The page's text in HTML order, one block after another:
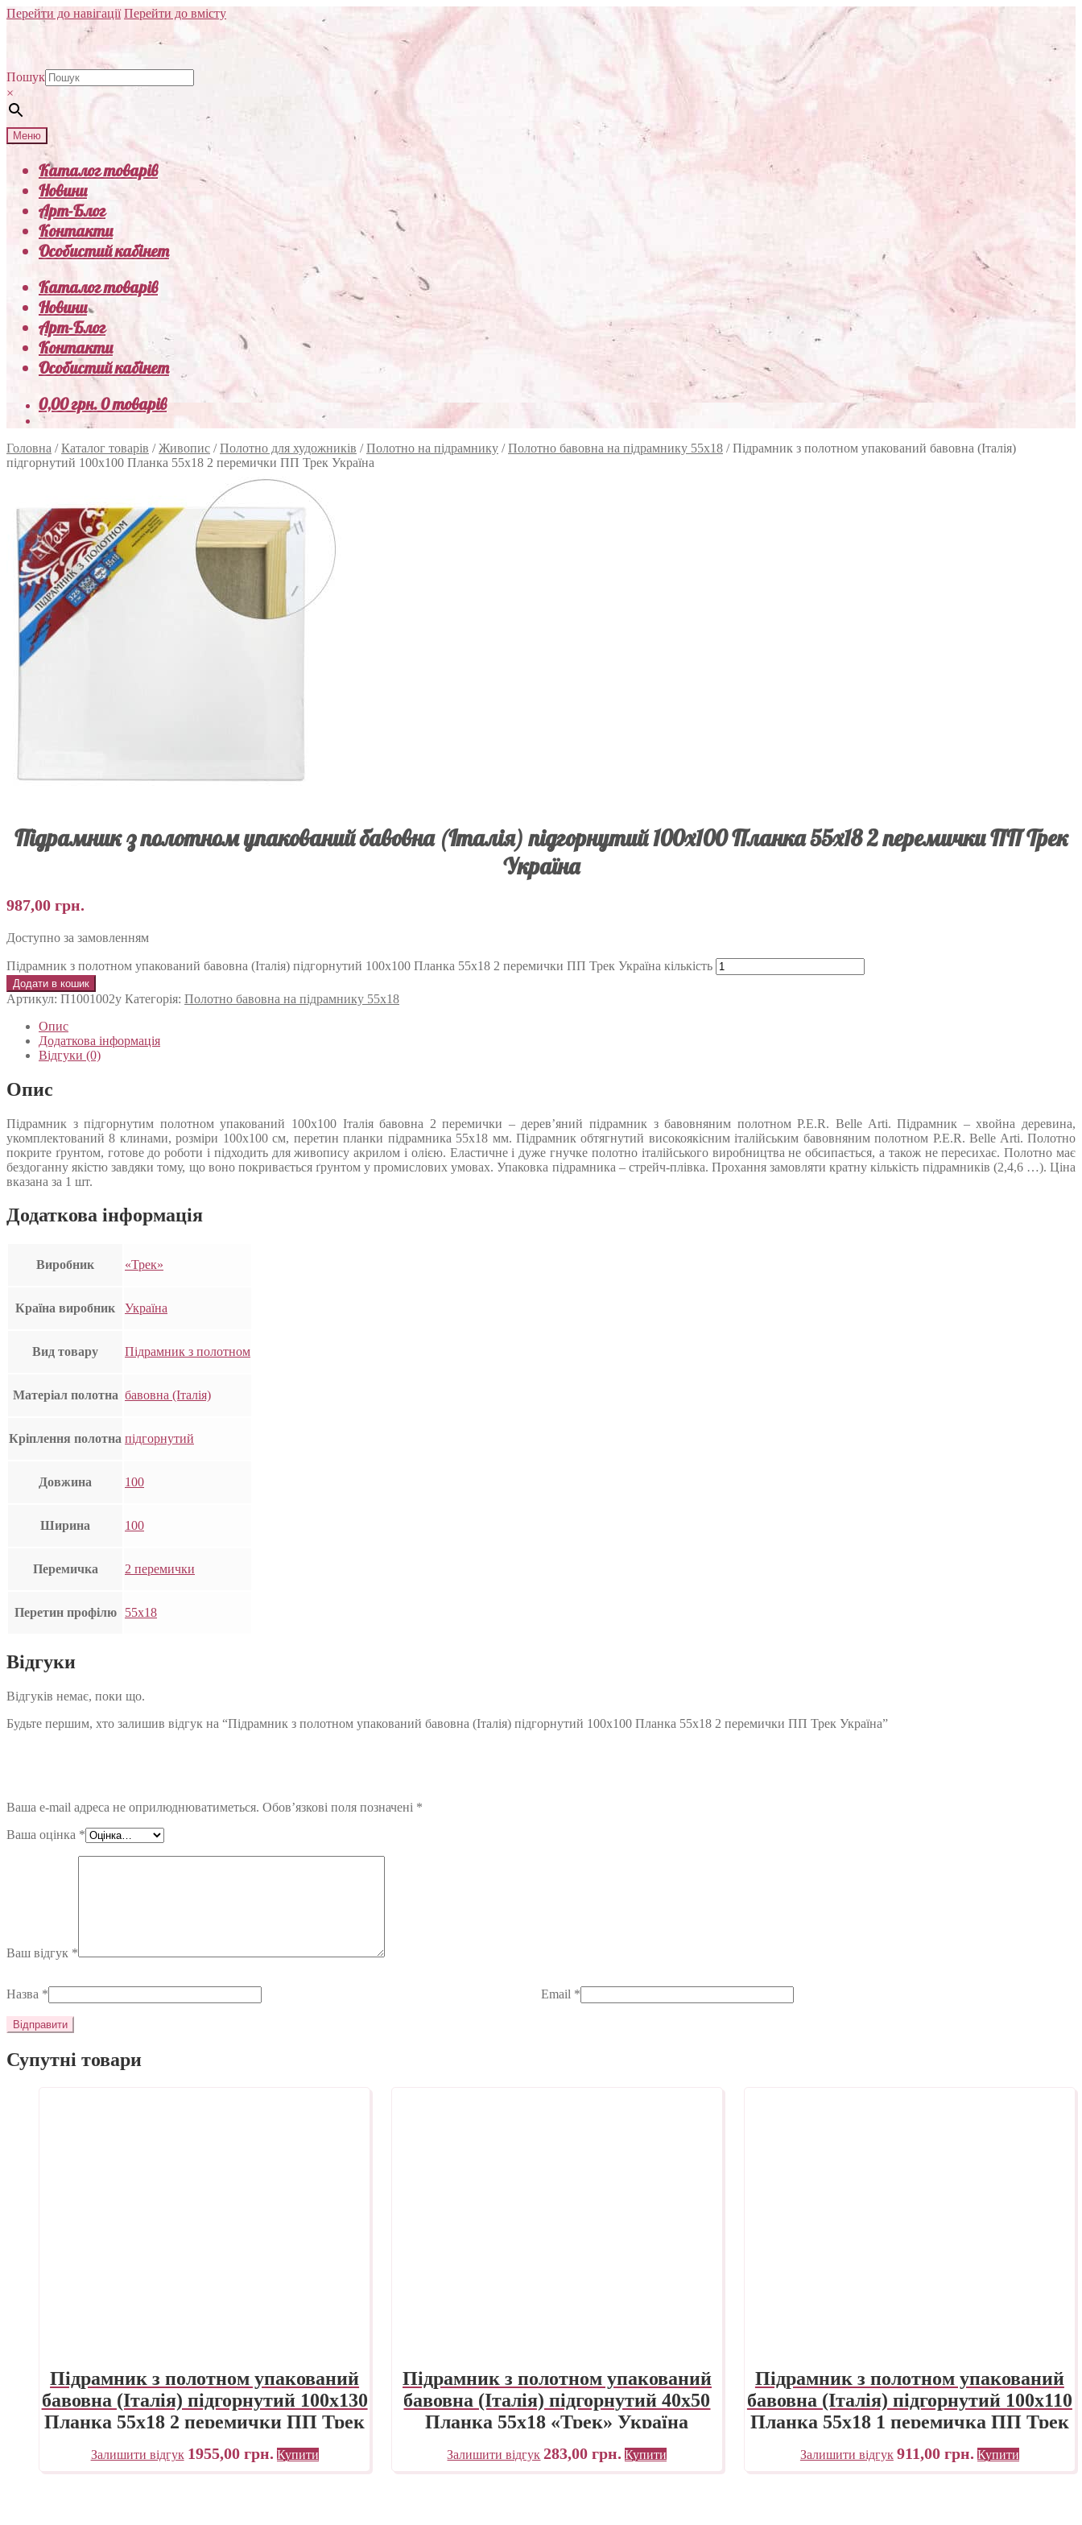
Перейти до навігації Перейти до вмісту
Пошук
×
Меню
Каталог товарів
Новини
Арт-Блог
Контакти
Особистий кабінет
Каталог товарів
Новини
Арт-Блог
Контакти
Особистий кабінет
0,00грн.0 товарів
Головна /Каталог товарів /Живопис /Полотно для художників /Полотно на підрамнику /Полотно бавовна на підрамнику 55х18 /Підрамник з полотном упакований бавовна (Італія)
підгорнутий 100х100 Планка 55х18 2 перемички ПП Трек Україна
Підрамник з полотном упакований бавовна (Італія) підгорнутий 100х100 Планка 55х18 2 перемички ПП Трек
Україна
987,00 грн.
Доступно за замовленням
Підрамник з полотном упакований бавовна (Італія) підгорнутий 100х100 Планка 55х18 2 перемички ПП Трек Україна кількість
Додати в кошик
Артикул: П1001002у Категорія: Полотно бавовна на підрамнику 55х18
Опис
Додаткова інформація
Відгуки (0)
Опис
Підрамник з підгорнутим полотном упакований 100х100 Італія бавовна 2 перемички – дерев’яний підрамник з бавовняним полотном P.E.R. Belle Arti. Підрамник – хвойна деревина,
укомплектований 8 клинами, розміри 100х100 см, перетин планки підрамника 55х18 мм. Підрамник обтягнутий високоякісним італійським бавовняним полотном P.E.R. Belle Arti. Полотно
покрите ґрунтом, готове до роботи і підходить для живопису акрилом і олією. Еластичне і дуже гнучке полотно італійського виробництва не обсипається, а також не пересихає. Полотно має
бездоганну якістю завдяки тому, що воно покривається ґрунтом у промислових умовах. Упаковка підрамника – стрейч-плівка. Прохання замовляти кратну кількість підрамників (2,4,6 …). Ціна
вказана за 1 шт.
Додаткова інформація
Виробник «Трек»
Країна виробник Україна
Вид товару Підрамник з полотном
Матеріал полотна бавовна (Італія)
Кріплення полотна підгорнутий
Довжина 100
Ширина 100
Перемичка 2 перемички
Перетин профілю 55х18
Відгуки
Відгуків немає, поки що.
Будьте першим, хто залишив відгук на “Підрамник з полотном упакований бавовна (Італія) підгорнутий 100х100 Планка 55х18 2 перемички ПП Трек Україна”
Ваша e-mail адреса не оприлюднюватиметься. Обов’язкові поля позначені *
Ваша оцінка *
Ваш відгук *
Назва * Email *
Супутні товари
Підрамник з полотном упакований
бавовна (Італія) підгорнутий 100х130
Планка 55х18 2 перемички ПП Трек
Україна
Залишити відгук 1955,00 грн. Купити
Підрамник з полотном упакований
бавовна (Італія) підгорнутий 40х50
Планка 55х18 «Трек» Україна
Залишити відгук 283,00грн. Купити
Підрамник з полотном упакований
бавовна (Італія) підгорнутий 100х110
Планка 55х18 1 перемичка ПП Трек
Україна
Залишити відгук 911,00 грн. Купити